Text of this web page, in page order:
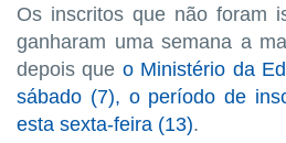
Os inscritos que não foram
ganharam uma semana a
depois que o Ministério da
sábado (7), o período de
esta sexta-feira (13).